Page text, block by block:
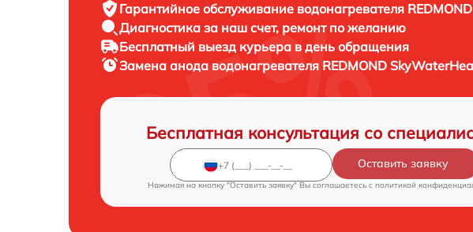
Гарантийное обслуживание водонагревателя
Диагностика за наш счет, ремонт по желанию
Бесплатный выезд курьера в день обращения
Замена анода водонагревателя REDMOND
Бесплатная консультация со
Оставить заявку
Нажимая на кнопку "Оставить заявку" Вы соглашаетесь c политикой